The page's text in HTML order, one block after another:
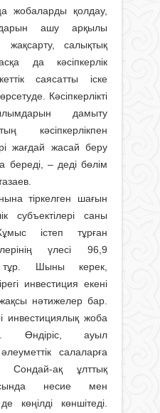
жобаларды қолдау,
ашу арқылы
жақсарту, салықтық
да кәсіпкерлік
саясатты іске
Кәсіпкерлікті
дамыту
кәсіпкерлікпен
жағдай жасай беру
береді, – деді бөлім
тіркелген шағын
субъектілері саны
істеп тұрған
үлесі 96,9
тұр. Шыны керек,
инвестиция екені
нәтижелер бар.
инвестициялық жоба
Өндіріс, ауыл
салаларға
Сондай-ақ ұлттық
несие мен
көңілді көншітеді.